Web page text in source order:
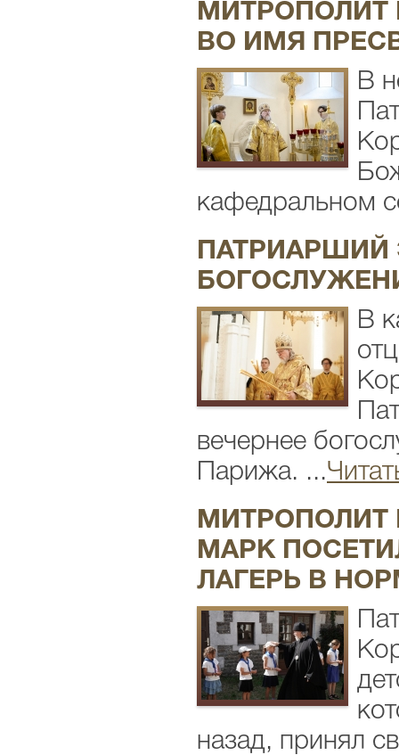
ВО ИМЯ
В
кафедральном
В
вечернее
Парижа. ...
МИТРОПОЛИТ
МАРК
ЛАГЕРЬ В
назад, принял